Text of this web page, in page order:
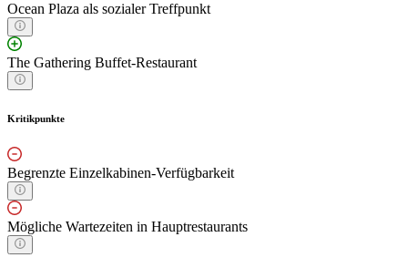
Ocean Plaza als sozialer Treffpunkt
The Gathering Buffet-Restaurant
Kritikpunkte
Begrenzte Einzelkabinen-Verfügbarkeit
Mögliche Wartezeiten in Hauptrestaurants